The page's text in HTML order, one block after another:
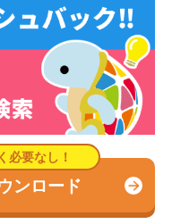
ンロード